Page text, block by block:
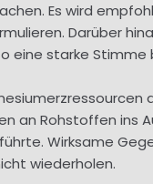
Es wird
Darüber
eine starke
an Rohstoffen ins
Wirksame
wiederholen.